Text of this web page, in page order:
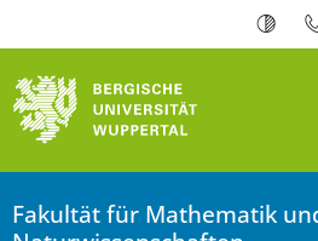
Fakultät für Mathematik